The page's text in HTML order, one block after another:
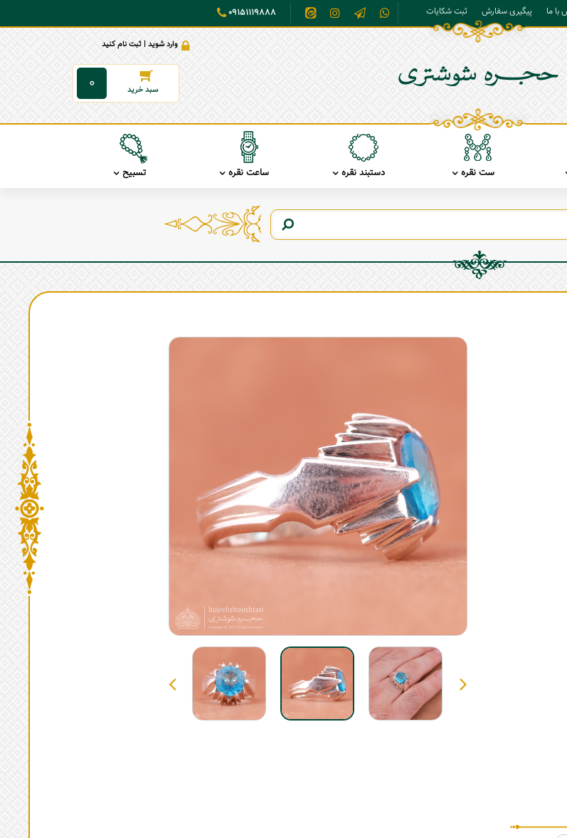
با ما پیگیری سفارش ثبت شکایات 09151119888
وارد شوید | ثبت نام کنید
0
ست نقره دستبند نقره ساعت نقره تسبیح